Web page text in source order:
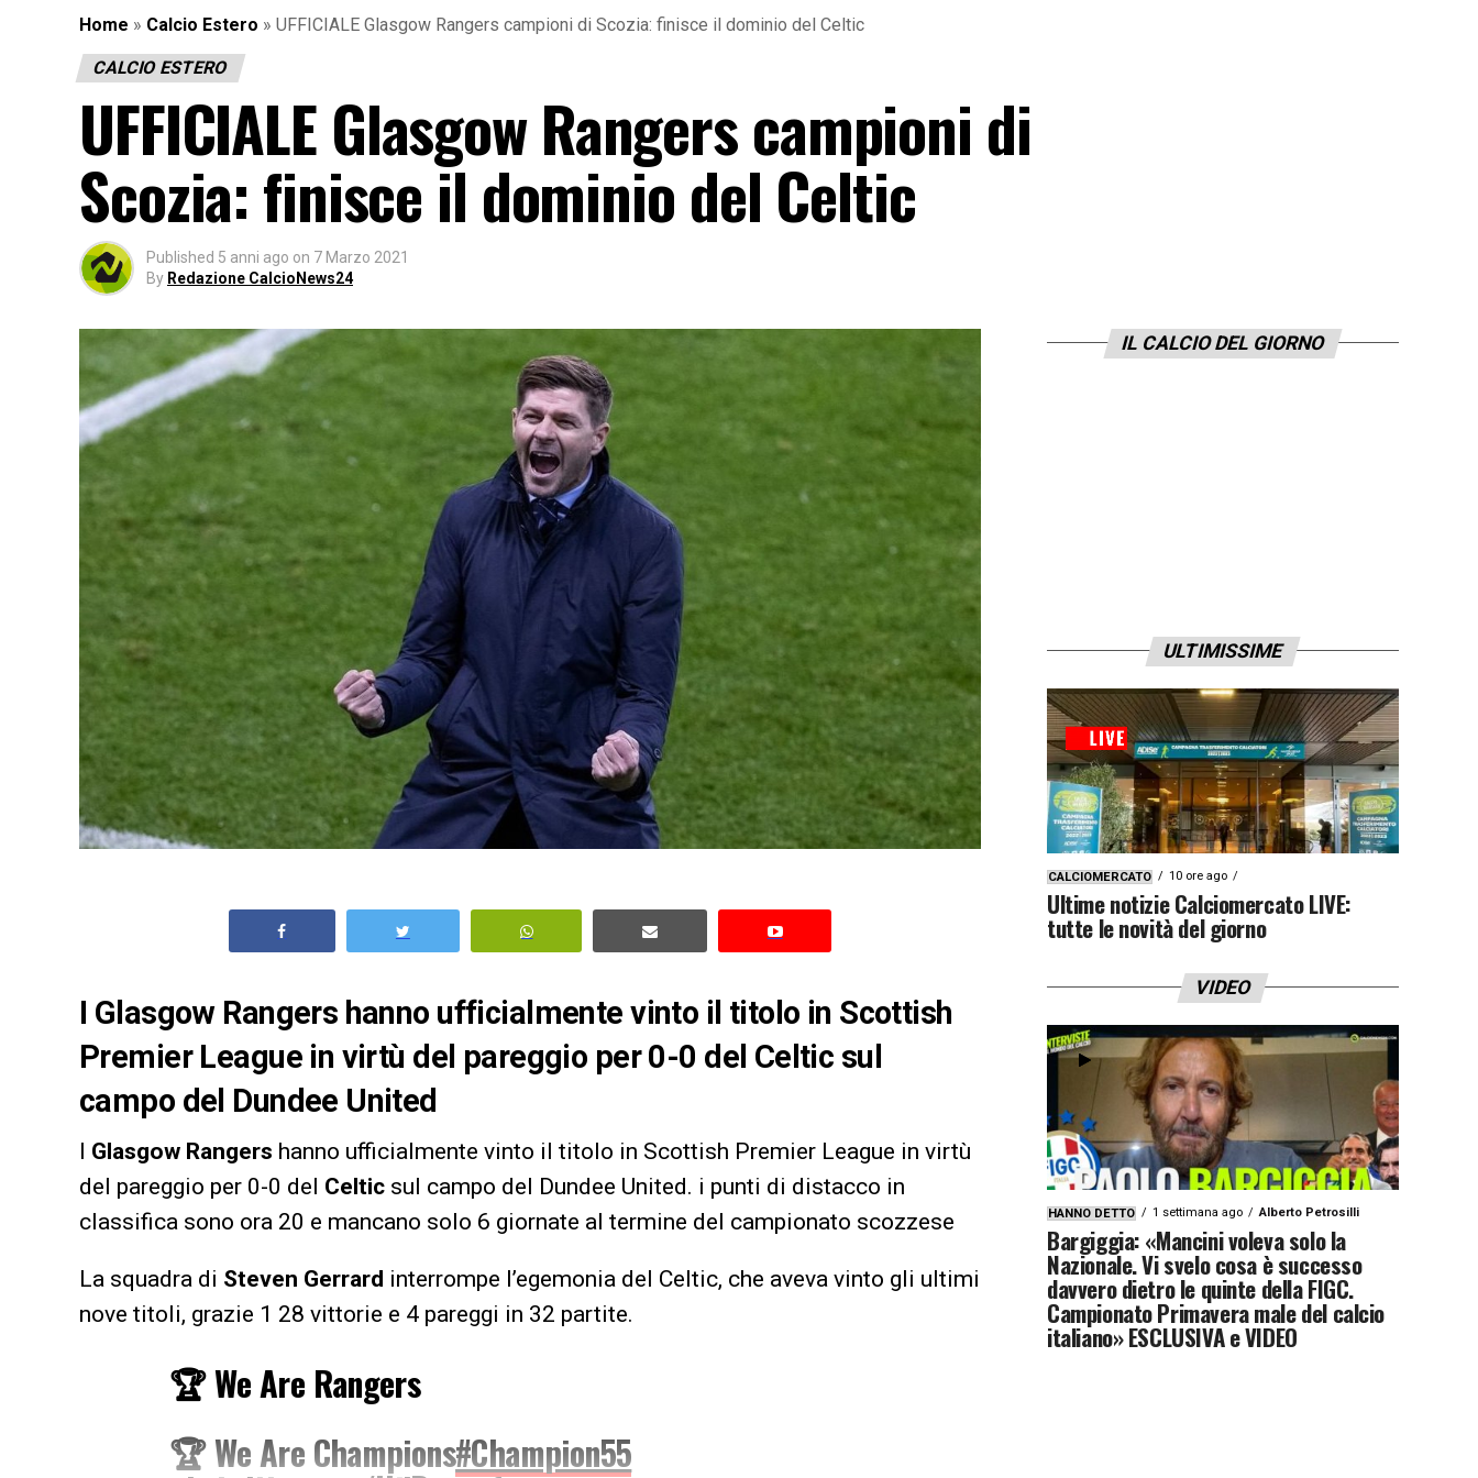
Home » Calcio Estero » UFFICIALE Glasgow Rangers campioni di Scozia: finisce il dominio del Celtic
CALCIO ESTERO
UFFICIALE Glasgow Rangers campioni di
Scozia: finisce il dominio del Celtic
Published 5 anni ago on 7 Marzo 2021
By Redazione CalcioNews24
I Glasgow Rangers hanno ufficialmente vinto il titolo in Scottish
Premier League in virtù del pareggio per 0-0 del Celtic sul
campo del Dundee United
I Glasgow Rangers hanno ufficialmente vinto il titolo in Scottish Premier League in virtù
del pareggio per 0-0 del Celtic sul campo del Dundee United. i punti di distacco in
classifica sono ora 20 e mancano solo 6 giornate al termine del campionato scozzese
La squadra di Steven Gerrard interrompe l’egemonia del Celtic, che aveva vinto gli ultimi
nove titoli, grazie 1 28 vittorie e 4 pareggi in 32 partite.
🏆 We Are Rangers
🏆 We Are Champions#Champion55
IL CALCIO DEL GIORNO
ULTIMISSIME
CALCIOMERCATO 10 ore ago
Ultime notizie Calciomercato LIVE:
tutte le novità del giorno
VIDEO
HANNO DETTO 1 settimana ago Alberto Petrosilli
Bargiggia: «Mancini voleva solo la
Nazionale. Vi svelo cosa è successo
davvero dietro le quinte della FIGC.
Campionato Primavera male del calcio
italiano» ESCLUSIVA e VIDEO